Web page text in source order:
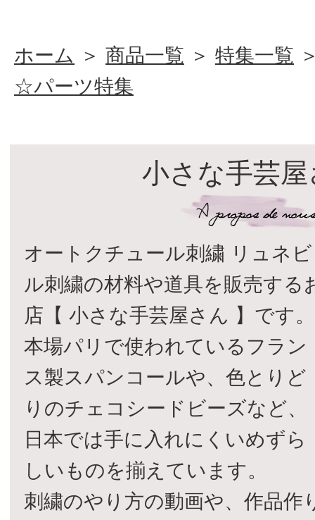
ホーム ＞ 商品一覧 ＞ 特集一覧
☆パーツ特集
小さな手芸
オートクチュール刺繍 リュネビ
ル刺繍の材料や道具を販売する
店【 小さな手芸屋さん 】です。
本場パリで使われているフラン
ス製スパンコールや、色とりど
りのチェコシードビーズなど、
日本では手に入れにくいめずら
しいものを揃えています。
刺繍のやり方の動画や、作品作